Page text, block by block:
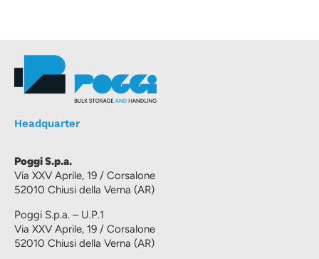
Headquarter
Poggi S.p.a.
Via XXV Aprile, 19 / Corsalone
52010 Chiusi della Verna (AR)
Poggi S.p.a. – U.P.1
Via XXV Aprile, 19 / Corsalone
52010 Chiusi della Verna (AR)